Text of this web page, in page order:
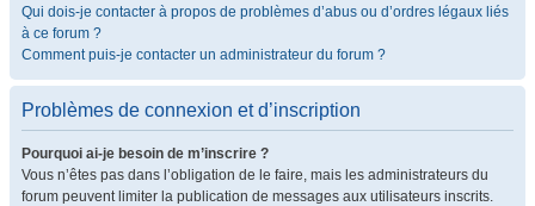
Qui dois-je contacter à propos de problèmes d’abus ou d’ordres légaux liés
à ce forum ?
Comment puis-je contacter un administrateur du forum ?
Problèmes de connexion et d’inscription
Pourquoi ai-je besoin de m’inscrire ?
Vous n’êtes pas dans l’obligation de le faire, mais les administrateurs du
forum peuvent limiter la publication de messages aux utilisateurs inscrits.